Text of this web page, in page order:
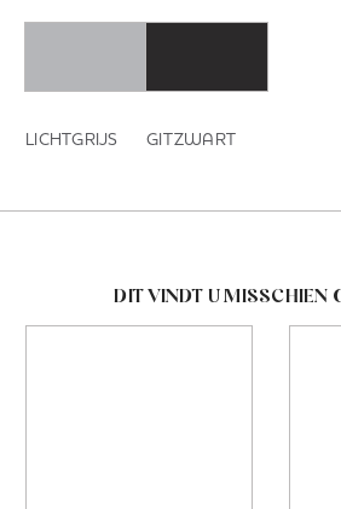
LICHTGRIJS GITZWART
DIT VINDT U MISSCHIEN